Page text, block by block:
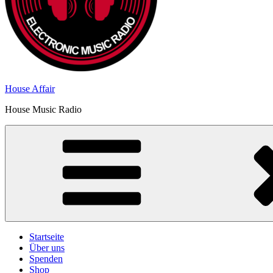
House Affair
House Music Radio
Startseite
Über uns
Spenden
Shop